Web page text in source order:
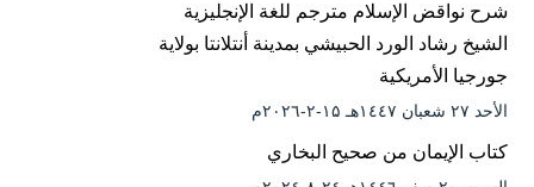
شرح نواقض الإسلام مترجم للغة الإنجليزية
الشيخ رشاد الورد الحبيشي بمدينة أنتلانتا بولاية
جورجيا الأمريكية
الأحد ۲۷ شعبان ۱٤٤۷هـ ۱۵-۲-۲۰۲٦م
كتاب الإيمان من صحيح البخاري